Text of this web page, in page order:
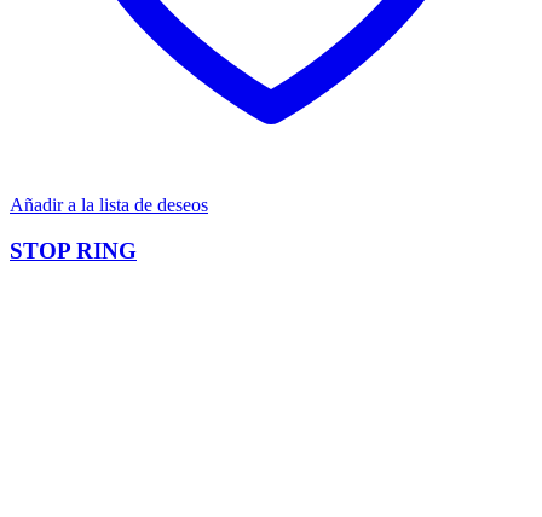
Añadir a la lista de deseos
STOP RING